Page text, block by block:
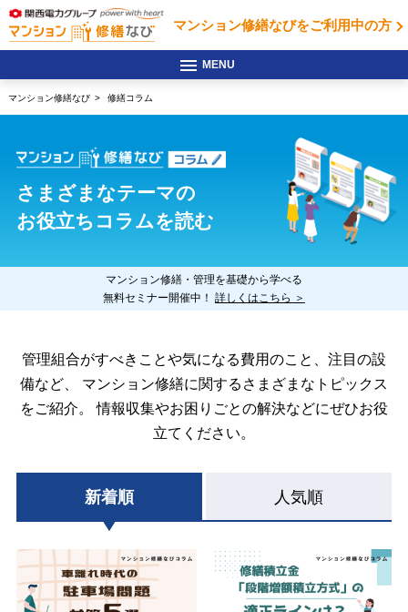
マンション修繕なびをご利用中の方
マンション修繕なび 修繕コラム
さまざまなテーマの
お役立ちコラムを読む
マンション修繕・管理を基礎から学べる
無料セミナー開催中！ 詳しくはこちら ＞
管理組合がすべきことや気になる費用のこと、注目の設
備など、
マンション修繕に関するさまざまなトピックス
をご紹介。
情報収集やお困りごとの解決などにぜひお役
立てください。
新着順 人気順